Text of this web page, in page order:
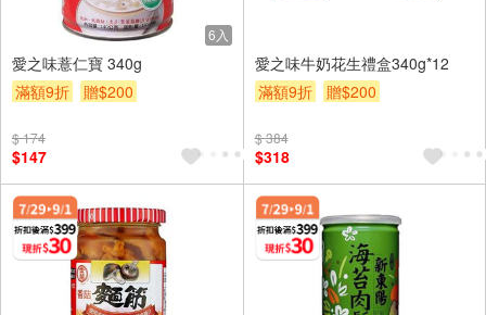
6入
愛之味薏仁寶 340g
滿額9折
贈$200
$ 174
$147
愛之味牛奶花生禮盒340g*12
滿額9折
贈$200
$ 384
$318